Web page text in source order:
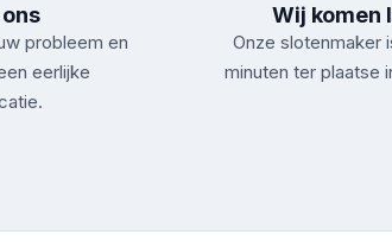
probleem en
eerlijke
Wij komen
Onze slotenmaker
minuten ter plaatse